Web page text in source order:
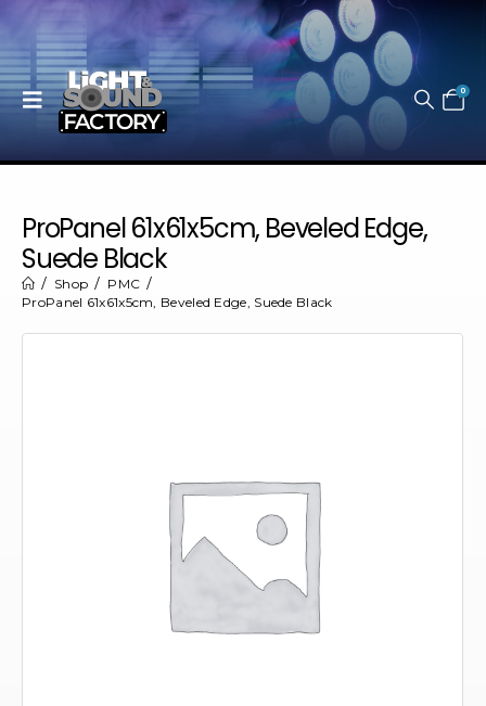
0
ProPanel 61x61x5cm, Beveled Edge,
Suede Black
Shop
PMC
ProPanel 61x61x5cm, Beveled Edge, Suede Black